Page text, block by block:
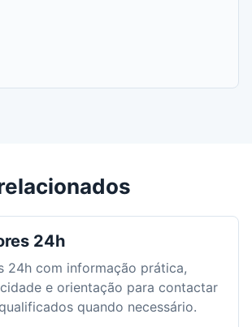
24h
24h com informação prática,
e orientação para contactar
quando necessário.